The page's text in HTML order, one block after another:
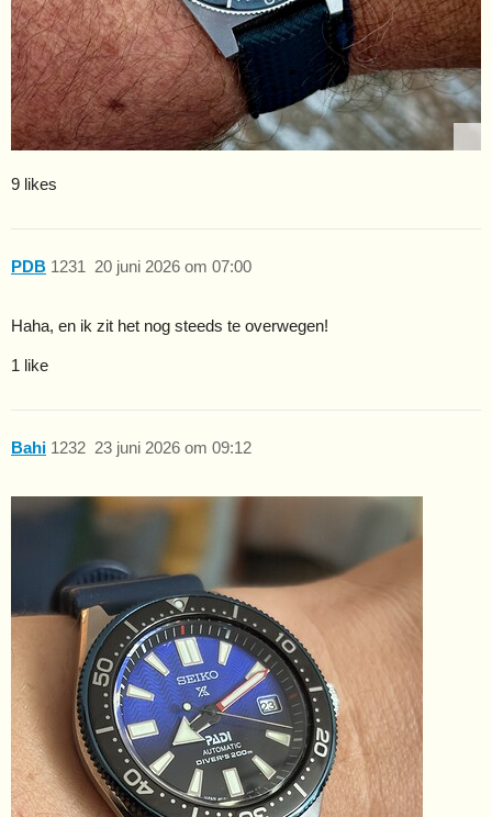
9 likes
PDB 20 juni 2026 om 07:00
1231
Haha, en ik zit het nog steeds te overwegen!
1 like
Bahi 23 juni 2026 om 09:12
1232